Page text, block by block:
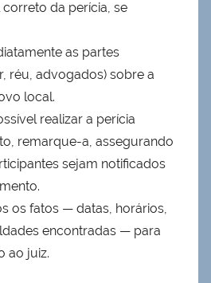
da perícia, se
as partes
réu, advogados) sobre a
local.
realizar a perícia
remarque-a, assegurando
sejam notificados
os fatos — datas, horários,
encontradas — para
ao juiz.